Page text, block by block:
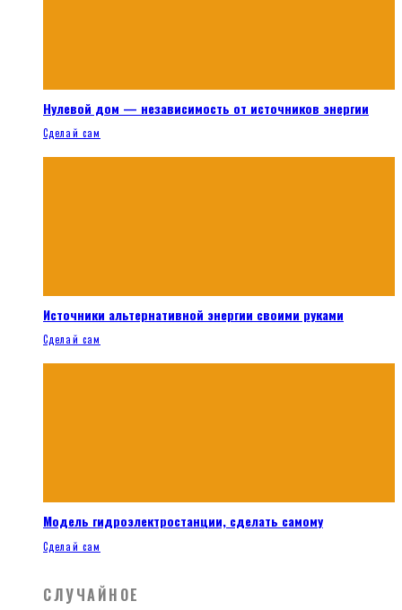
Нулевой дом — независимость от источников энергии
Сделай сам
Источники альтернативной энергии своими руками
Сделай сам
Модель гидроэлектростанции, сделать самому
Сделай сам
СЛУЧАЙНОЕ